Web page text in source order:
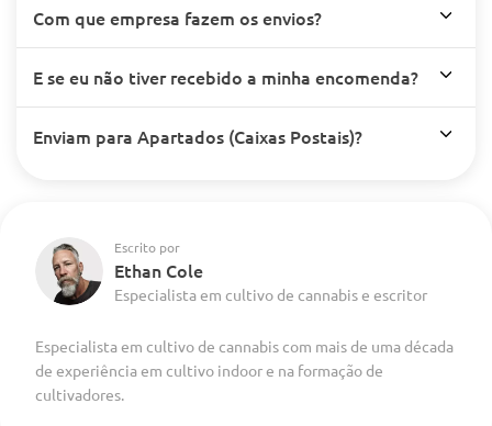
Com que empresa fazem os envios?
E se eu não tiver recebido a minha encomenda?
Enviam para Apartados (Caixas Postais)?
Escrito por
Ethan Cole
Especialista em cultivo de cannabis e escritor
Especialista em cultivo de cannabis com mais de uma década
de experiência em cultivo indoor e na formação de
cultivadores.